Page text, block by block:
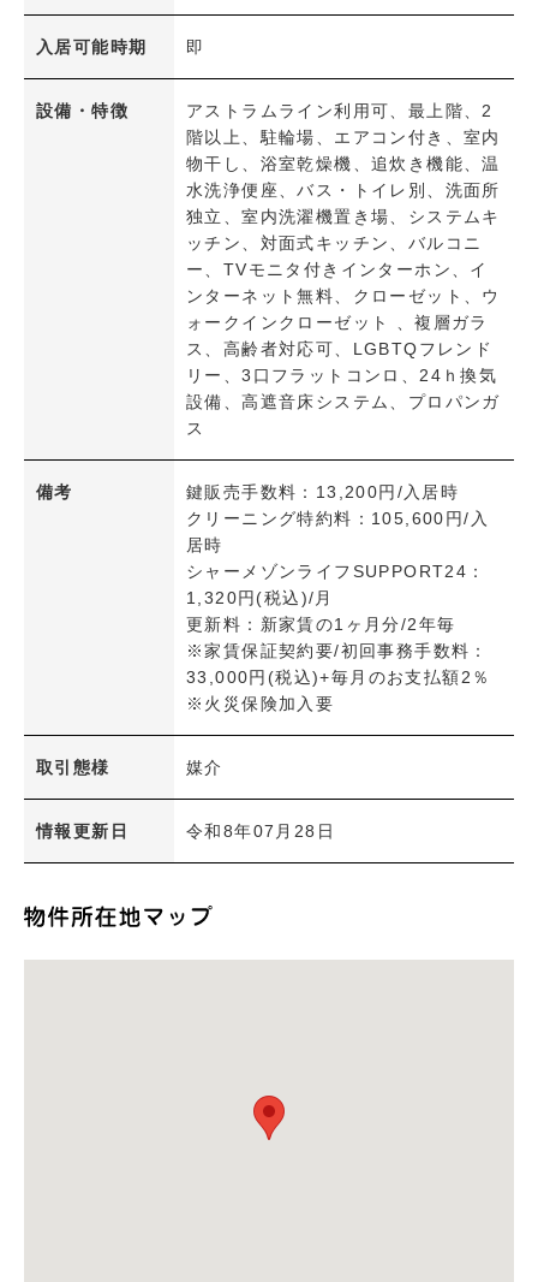
駅徒歩5分以内 駅徒歩10分以内
階・フロア
最上階 角部屋
駐車場
対面式キッチン
ＩＨクッキングヒーター
ガスコンロ設置可
バス・トイレ別
エアコン
ウォークインクローゼット
オートロック
入居可能時期 即
設備・特徴
アストラムライン利用可、最上階、2
階以上、駐輪場、エアコン付き、室内
物干し、浴室乾燥機、追炊き機能、温
水洗浄便座、バス・トイレ別、洗面所
独立、室内洗濯機置き場、システムキ
ッチン、対面式キッチン、バルコニ
ー、TVモニタ付きインターホン、イ
ンターネット無料、クローゼット、ウ
ォークインクローゼット 、複層ガラ
ス、高齢者対応可、LGBTQフレンド
リー、3口フラットコンロ、24ｈ換気
設備、高遮音床システム、プロパンガ
ス
備考
鍵販売手数料：13,200円/入居時
クリーニング特約料：105,600円/入
居時
シャーメゾンライフSUPPORT24：
1,320円(税込)/月
更新料：新家賃の1ヶ月分/2年毎
※家賃保証契約要/初回事務手数料：
33,000円(税込)+毎月のお支払額2％
※火災保険加入要
取引態様 媒介
情報更新日 令和8年07月28日